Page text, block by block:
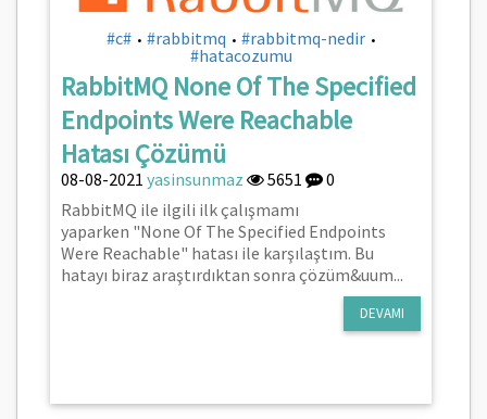
#c# • #rabbitmq • #rabbitmq-nedir •
#hatacozumu
RabbitMQ None Of The Specified
Endpoints Were Reachable
Hatası Çözümü
08-08-2021 yasinsunmaz 5651
0
RabbitMQ ile ilgili ilk çalışmamı
yaparken "None Of The Specified Endpoints
Were Reachable" hatası ile karşılaştım. Bu
hatayı biraz araştırdıktan sonra çözüm&uum...
DEVAMI